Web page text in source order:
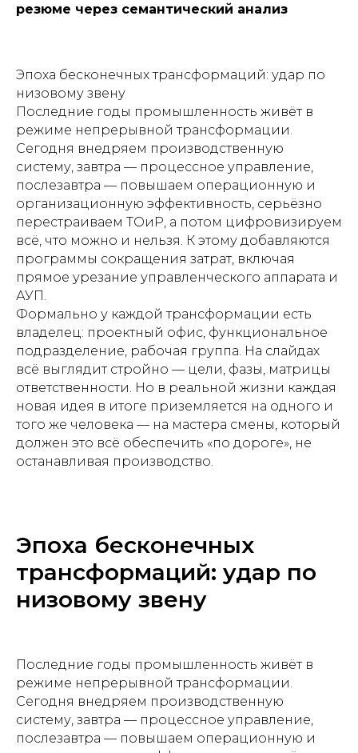
резюме через семантический анализ
Эпоха бесконечных трансформаций: удар по
низовому звену
Последние годы промышленность живёт в
режиме непрерывной трансформации.
Сегодня внедряем производственную
систему, завтра — процессное управление,
послезавтра — повышаем операционную и
организационную эффективность, серьёзно
перестраиваем ТОиР, а потом цифровизируем
всё, что можно и нельзя. К этому добавляются
программы сокращения затрат, включая
прямое урезание управленческого аппарата и
АУП.
Формально у каждой трансформации есть
владелец: проектный офис, функциональное
подразделение, рабочая группа. На слайдах
всё выглядит стройно — цели, фазы, матрицы
ответственности. Но в реальной жизни каждая
новая идея в итоге приземляется на одного и
того же человека — на мастера смены, который
должен это всё обеспечить «по дороге», не
останавливая производство.
Эпоха бесконечных
трансформаций: удар по
низовому звену
Последние годы промышленность живёт в
режиме непрерывной трансформации.
Сегодня внедряем производственную
систему, завтра — процессное управление,
послезавтра — повышаем операционную и